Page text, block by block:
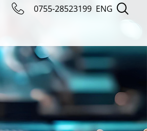
0755-28523199 ENG